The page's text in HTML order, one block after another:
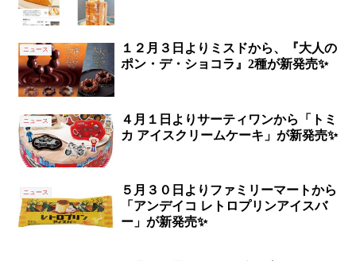
ニュース
１２月３日よりミスドから、『大人の
ポン・デ・ショコラ』2種が新発売✨
ニュース
４月１日よりサーティワンから「トミ
カ アイスクリームケーキ」が新発売✨
ニュース
５月３０日よりファミリーマートから
「アンデイコ レトロプリンアイスバ
ー」が新発売✨